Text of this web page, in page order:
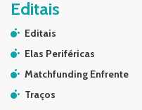
Editais
Editais
Elas Periféricas
Matchfunding Enfrente
Traços